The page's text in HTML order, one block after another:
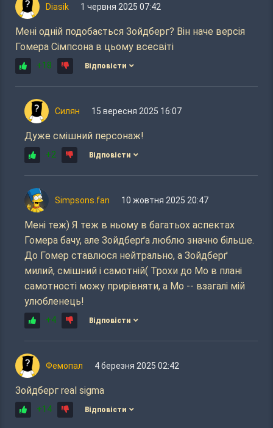
Diasik 1 червня 2025 07:42
Мені одній подобається Зойдберг? Він наче версія
Гомера Сімпсона в цьому всесвіті
+18 Відповісти
Силян 15 вересня 2025 16:07
Дуже смішний персонаж!
+2 Відповісти
Simpsons.fan 10 жовтня 2025 20:47
Мені теж) Я теж в ньому в багатьох аспектах
Гомера бачу, але Зойдберґа люблю значно більше.
До Гомер ставлюся нейтрально, а Зойдберґ
милий, смішний і самотній( Трохи до Мо в плані
самотності можу прирівняти, а Мо -- взагалі мій
улюбленець!
+4 Відповісти
Фемопал 4 березня 2025 02:42
Зойдберг real sigma
+14 Відповісти